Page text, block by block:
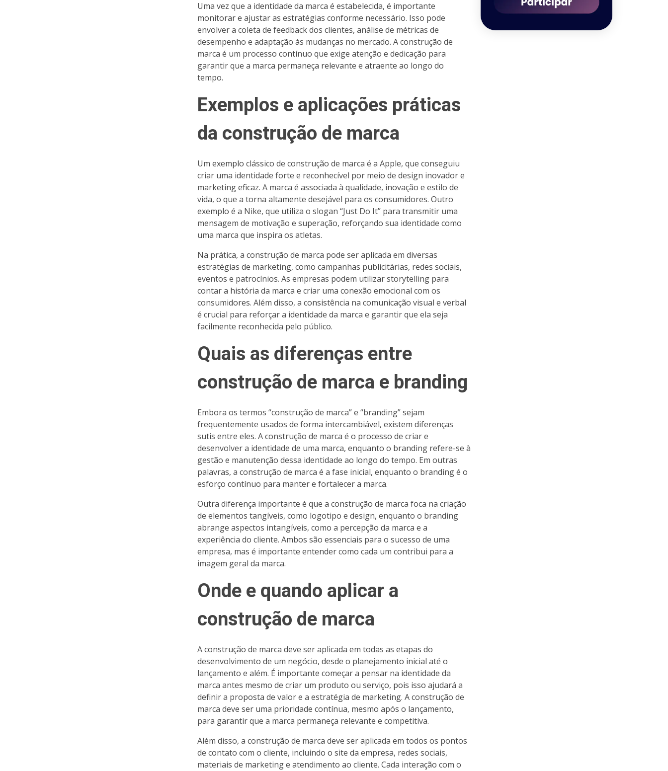
Uma vez que a identidade da marca é estabelecida, é importante
monitorar e ajustar as estratégias conforme necessário. Isso pode
envolver a coleta de feedback dos clientes, análise de métricas de
desempenho e adaptação às mudanças no mercado. A construção de
marca é um processo contínuo que exige atenção e dedicação para
garantir que a marca permaneça relevante e atraente ao longo do
tempo.
Exemplos e aplicações práticas
da construção de marca
Um exemplo clássico de construção de marca é a Apple, que conseguiu
criar uma identidade forte e reconhecível por meio de design inovador e
marketing eficaz. A marca é associada à qualidade, inovação e estilo de
vida, o que a torna altamente desejável para os consumidores. Outro
exemplo é a Nike, que utiliza o slogan “Just Do It” para transmitir uma
mensagem de motivação e superação, reforçando sua identidade como
uma marca que inspira os atletas.
Na prática, a construção de marca pode ser aplicada em diversas
estratégias de marketing, como campanhas publicitárias, redes sociais,
eventos e patrocínios. As empresas podem utilizar storytelling para
contar a história da marca e criar uma conexão emocional com os
consumidores. Além disso, a consistência na comunicação visual e verbal
é crucial para reforçar a identidade da marca e garantir que ela seja
facilmente reconhecida pelo público.
Quais as diferenças entre
construção de marca e branding
Embora os termos “construção de marca” e “branding” sejam
frequentemente usados de forma intercambiável, existem diferenças
sutis entre eles. A construção de marca é o processo de criar e
desenvolver a identidade de uma marca, enquanto o branding refere-se à
gestão e manutenção dessa identidade ao longo do tempo. Em outras
palavras, a construção de marca é a fase inicial, enquanto o branding é o
esforço contínuo para manter e fortalecer a marca.
Outra diferença importante é que a construção de marca foca na criação
de elementos tangíveis, como logotipo e design, enquanto o branding
abrange aspectos intangíveis, como a percepção da marca e a
experiência do cliente. Ambos são essenciais para o sucesso de uma
empresa, mas é importante entender como cada um contribui para a
imagem geral da marca.
Onde e quando aplicar a
construção de marca
A construção de marca deve ser aplicada em todas as etapas do
desenvolvimento de um negócio, desde o planejamento inicial até o
lançamento e além. É importante começar a pensar na identidade da
marca antes mesmo de criar um produto ou serviço, pois isso ajudará a
definir a proposta de valor e a estratégia de marketing. A construção de
marca deve ser uma prioridade contínua, mesmo após o lançamento,
para garantir que a marca permaneça relevante e competitiva.
Além disso, a construção de marca deve ser aplicada em todos os pontos
de contato com o cliente, incluindo o site da empresa, redes sociais,
materiais de marketing e atendimento ao cliente. Cada interação com o